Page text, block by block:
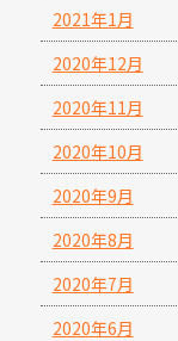
2021年1月
2020年12月
2020年11月
2020年10月
2020年9月
2020年8月
2020年7月
2020年6月